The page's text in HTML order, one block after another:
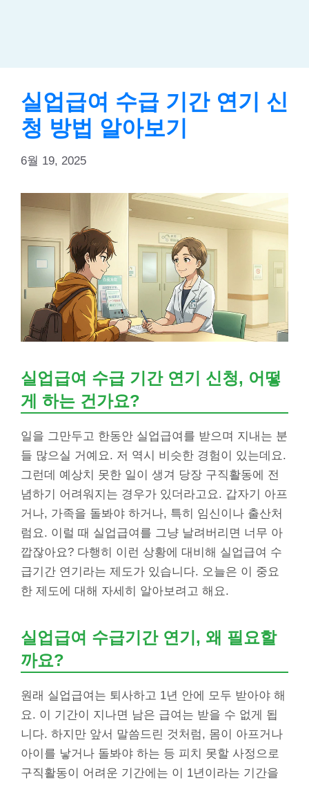
실업급여 수급 기간 연기 신
청 방법 알아보기
6월 19, 2025
실업급여 수급 기간 연기 신청, 어떻
게 하는 건가요?
일을 그만두고 한동안 실업급여를 받으며 지내는 분
들 많으실 거예요. 저 역시 비슷한 경험이 있는데요.
그런데 예상치 못한 일이 생겨 당장 구직활동에 전
념하기 어려워지는 경우가 있더라고요. 갑자기 아프
거나, 가족을 돌봐야 하거나, 특히 임신이나 출산처
럼요. 이럴 때 실업급여를 그냥 날려버리면 너무 아
깝잖아요? 다행히 이런 상황에 대비해 실업급여 수
급기간 연기라는 제도가 있습니다. 오늘은 이 중요
한 제도에 대해 자세히 알아보려고 해요.
실업급여 수급기간 연기, 왜 필요할
까요?
원래 실업급여는 퇴사하고 1년 안에 모두 받아야 해
요. 이 기간이 지나면 남은 급여는 받을 수 없게 됩
니다. 하지만 앞서 말씀드린 것처럼, 몸이 아프거나
아이를 낳거나 돌봐야 하는 등 피치 못할 사정으로
구직활동이 어려운 기간에는 이 1년이라는 기간을